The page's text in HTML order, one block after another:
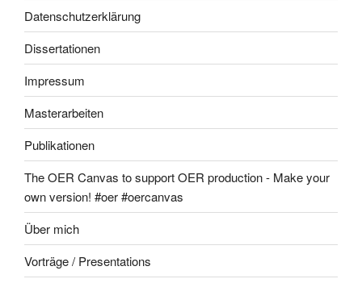
Datenschutzerklärung
Dissertationen
Impressum
Masterarbeiten
Publikationen
The OER Canvas to support OER production - Make your
own version! #oer #oercanvas
Über mich
Vorträge / Presentations